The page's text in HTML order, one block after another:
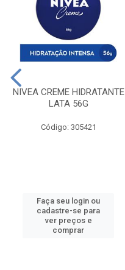
NIVEA CREME HIDRATANTE
LATA 56G
Código: 305421
Faça seu login ou
cadastre-se para
ver preços e
comprar